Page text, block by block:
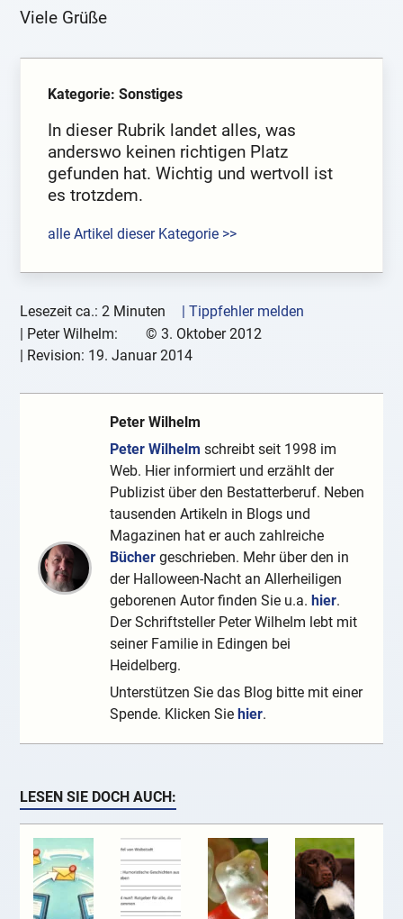
Viele Grüße
Kategorie: Sonstiges
In dieser Rubrik landet alles, was
anderswo keinen richtigen Platz
gefunden hat. Wichtig und wertvoll ist
es trotzdem.
alle Artikel dieser Kategorie >>
Lesezeit ca.: 2 Minuten
| Tippfehler melden
Peter Wilhelm: © 3. Oktober 2012
| Revision: 19. Januar 2014
Peter Wilhelm
Peter Wilhelm schreibt seit 1998 im
Web. Hier informiert und erzählt der
Publizist über den Bestatterberuf. Neben
tausenden Artikeln in Blogs und
Magazinen hat er auch zahlreiche
Bücher geschrieben. Mehr über den in
der Halloween-Nacht an Allerheiligen
geborenen Autor finden Sie u.a. hier.
Der Schriftsteller Peter Wilhelm lebt mit
seiner Familie in Edingen bei
Heidelberg.
Unterstützen Sie das Blog bitte mit einer
Spende. Klicken Sie hier.
LESEN SIE DOCH AUCH: